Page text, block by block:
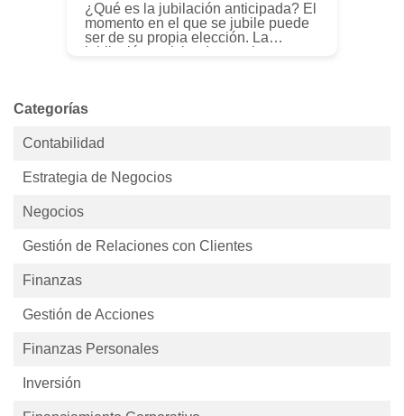
¿Qué es la jubilación anticipada? El
momento en el que se jubile puede
ser de su propia elección. La
jubilación anticipada consiste en
Categorías
Contabilidad
Estrategia de Negocios
Negocios
Gestión de Relaciones con Clientes
Finanzas
Gestión de Acciones
Finanzas Personales
Inversión